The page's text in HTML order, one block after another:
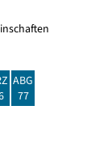
ABG
77